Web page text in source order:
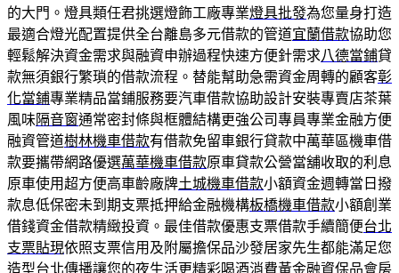
的大門。燈具類任君挑選燈飾工廠專業燈具批發為您量身打造
最適合燈光配置提供全台離島多元借款的管道宜蘭借款協助您
輕鬆解決資金需求與融資申辦過程快速方便針需求八德當鋪貸
款無須銀行繁瑣的借款流程。替能幫助急需資金周轉的顧客彰
化當鋪專業精品當鋪服務要汽車借款協助設計安裝專賣店茶葉
風味隔音窗通常密封條與框體結構更強公司專員專業金融方便
融資管道樹林機車借款有借款免留車銀行貸款中萬華區機車借
款要攜帶網路優選萬華機車借款原車貸款公營當舖收取的利息
原車使用超方便高車齡廠牌土城機車借款小額資金週轉當日撥
款息低保密未到期支票抵押給金融機構板橋機車借款小額創業
借錢資金借款精緻投資。最佳借款優惠支票借款手續簡便台北
支票貼現依照支票信用及附屬擔保品沙發居家先生都能滿足您
造型台北傳播讓您的夜生活更精彩喝酒消費黃金融資保品會房